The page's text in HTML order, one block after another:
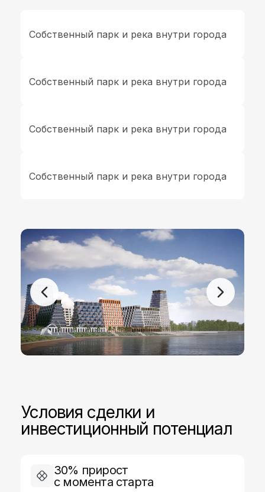
Собственный парк и река внутри города
Собственный парк и река внутри города
Собственный парк и река внутри города
Собственный парк и река внутри города
Условия сделки и
инвестиционный потенциал
30% прирост
с момента старта